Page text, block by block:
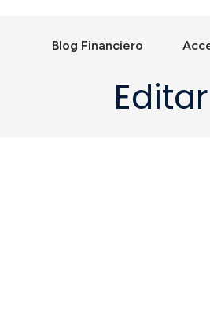
Blog Financiero